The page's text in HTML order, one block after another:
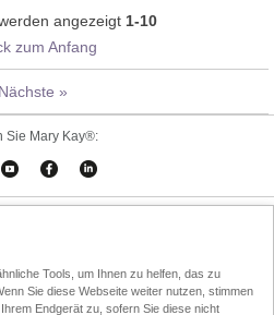
angezeigt 1-10
zum Anfang
Nächste »
Sie Mary Kay®:
Über den Direktvertrieb
Tools, um Ihnen zu helfen, das zu
Sie diese Webseite weiter nutzen, stimmen
Endgerät zu, sofern Sie diese nicht